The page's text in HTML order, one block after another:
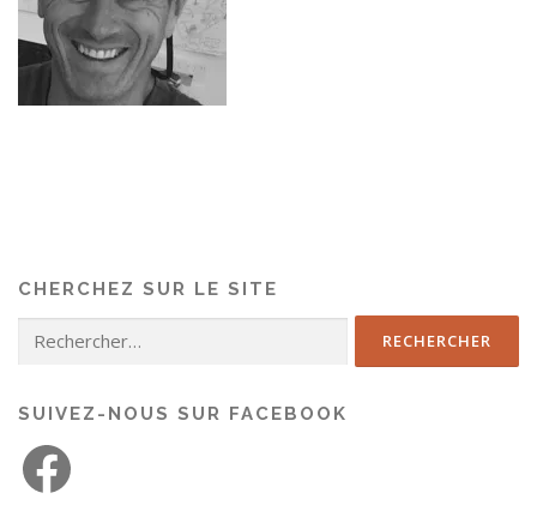
CHERCHEZ SUR LE SITE
SUIVEZ-NOUS SUR FACEBOOK